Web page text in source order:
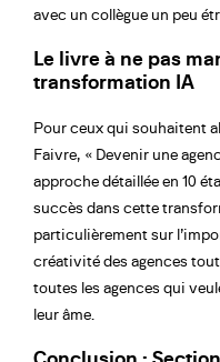
avec un collègue un peu
Le livre à ne pas
transformation IA
Pour ceux qui souhaitent
Faivre, « Devenir une
approche détaillée en 10
succès dans cette
particulièrement sur
créativité des agences
toutes les agences qui
leur âme.